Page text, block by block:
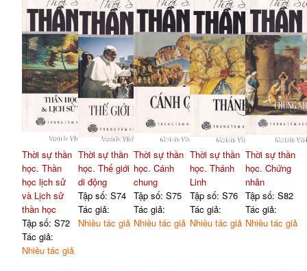
Thời sự thần
học. Thần
học lịch sử
và Lịch sử
thần học
Tập số: S72
Tác giả:
Nhiều tác giả
Thời sự thần
học. Thế giới
di động
Tập số: S74
Tác giả:
Nhiều tác giả
Thời sự thần
học. Cánh
chung
Tập số: S75
Tác giả:
Nhiều tác giả
Thời sự thần
học. Thánh
Linh
Tập số: S76
Tác giả:
Nhiều tác giả
Thời sự thần
học. Chứng
nhân
Tập số: S82
Tác giả:
Nhiều tác giả